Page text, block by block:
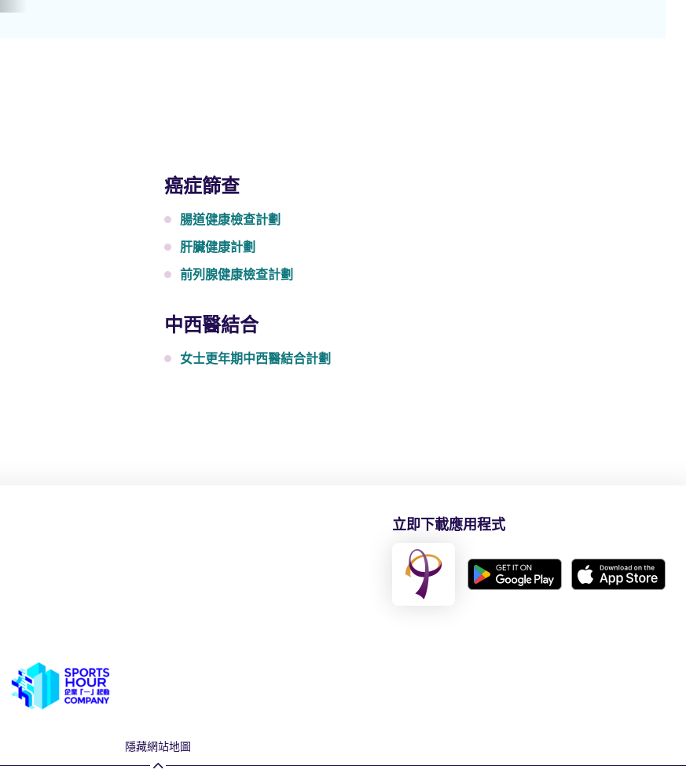
癌症篩查
腸道健康檢查計劃
肝臟健康計劃
前列腺健康檢查計劃
中西醫結合
女士更年期中西醫結合計劃
立即下載應用程式
隱藏網站地圖